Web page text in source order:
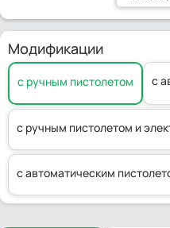
Модификации
с ручным пистолетом с
с ручным пистолетом и
с автоматическим